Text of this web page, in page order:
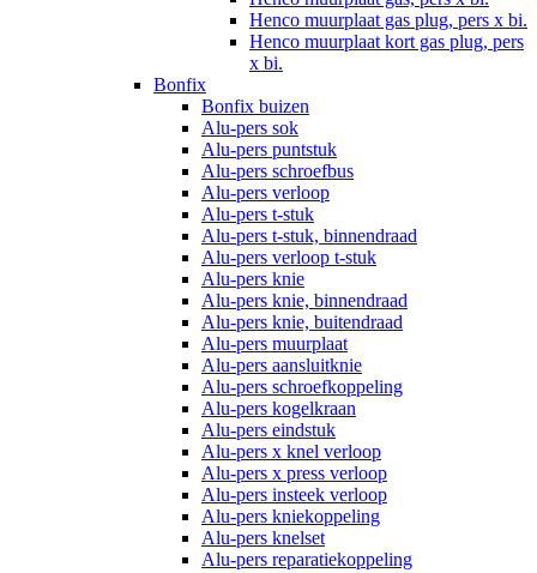
Henco muurplaat gas plug, pers x bi.
Henco muurplaat kort gas plug, pers
x bi.
Bonfix
Bonfix buizen
Alu-pers sok
Alu-pers puntstuk
Alu-pers schroefbus
Alu-pers verloop
Alu-pers t-stuk
Alu-pers t-stuk, binnendraad
Alu-pers verloop t-stuk
Alu-pers knie
Alu-pers knie, binnendraad
Alu-pers knie, buitendraad
Alu-pers muurplaat
Alu-pers aansluitknie
Alu-pers schroefkoppeling
Alu-pers kogelkraan
Alu-pers eindstuk
Alu-pers x knel verloop
Alu-pers x press verloop
Alu-pers insteek verloop
Alu-pers kniekoppeling
Alu-pers knelset
Alu-pers reparatiekoppeling